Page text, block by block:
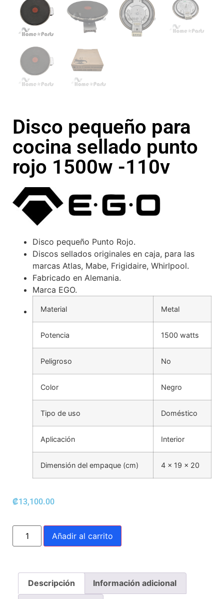
Disco pequeño para
cocina sellado punto
rojo 1500w -110v
Disco pequeño Punto Rojo.
Discos sellados originales en caja, para las
marcas Atlas, Mabe, Frigidaire, Whirlpool.
Fabricado en Alemania.
Marca EGO.
Material Metal
Potencia 1500 watts
Peligroso No
Color Negro
Tipo de uso Doméstico
Aplicación Interior
Dimensión del empaque (cm) 4 x 19 x 20
₡13,100.00
Añadir al carrito
Descripción Información adicional